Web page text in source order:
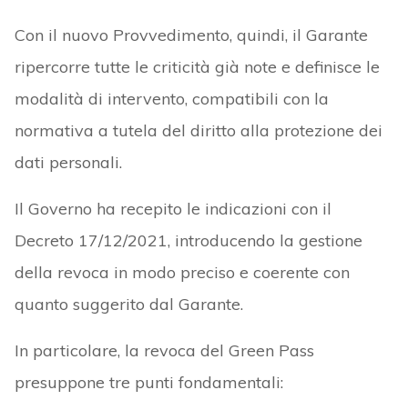
Con il nuovo Provvedimento, quindi, il Garante
ripercorre tutte le criticità già note e definisce le
modalità di intervento, compatibili con la
normativa a tutela del diritto alla protezione dei
dati personali.
Il Governo ha recepito le indicazioni con il
Decreto 17/12/2021, introducendo la gestione
della revoca in modo preciso e coerente con
quanto suggerito dal Garante.
In particolare, la revoca del Green Pass
presuppone tre punti fondamentali: